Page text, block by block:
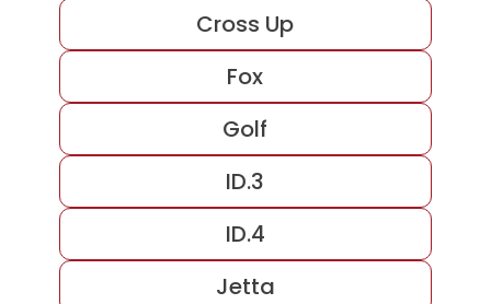
Cross Up
Fox
Golf
ID.3
ID.4
Jetta